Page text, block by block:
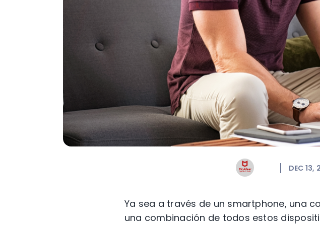
DEC 13,
Ya sea a través de un smartphone, una
una combinación de todos estos